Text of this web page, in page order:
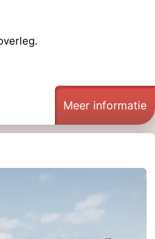
Meer informatie